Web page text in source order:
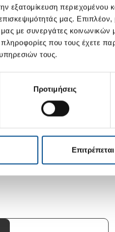
εξατομίκευση περιεχομένου
μας.
μας με συνεργάτες
που τους έχετε
τους.
Προτιμήσεις
Τουρκία